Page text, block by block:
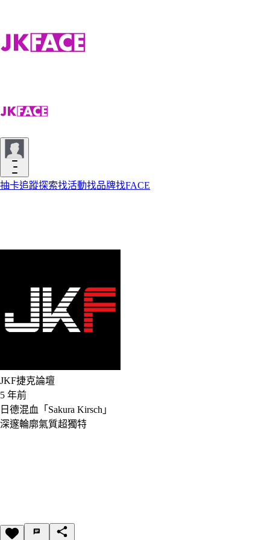
抽卡追蹤探索找活動找品牌找FACE
JKF捷克論壇
5 年前
日德混血「Sakura Kirsch」
深邃輪廓氣質超獨特